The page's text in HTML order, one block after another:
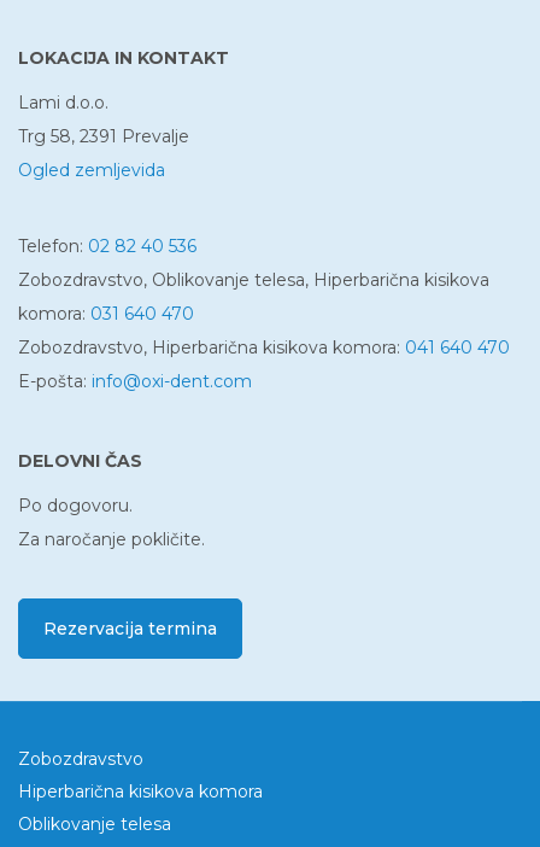
LOKACIJA IN KONTAKT
Lami d.o.o.
Trg 58, 2391 Prevalje
Ogled zemljevida
Telefon: 02 82 40 536
Zobozdravstvo, Oblikovanje telesa, Hiperbarična kisikova
komora: 031 640 470
Zobozdravstvo, Hiperbarična kisikova komora: 041 640 470
E-pošta: info@oxi-dent.com
DELOVNI ČAS
Po dogovoru.
Za naročanje pokličite.
Rezervacija termina
Zobozdravstvo
Hiperbarična kisikova komora
Oblikovanje telesa